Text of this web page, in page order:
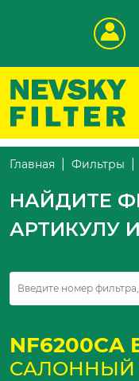
Главная Фильтры
НАЙДИТЕ
АРТИКУЛУ
NF6200CA
САЛОННЫЙ